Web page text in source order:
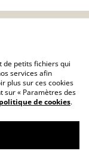
de petits fichiers qui
services afin
plus sur ces cookies
sur « Paramètres des
politique de cookies.